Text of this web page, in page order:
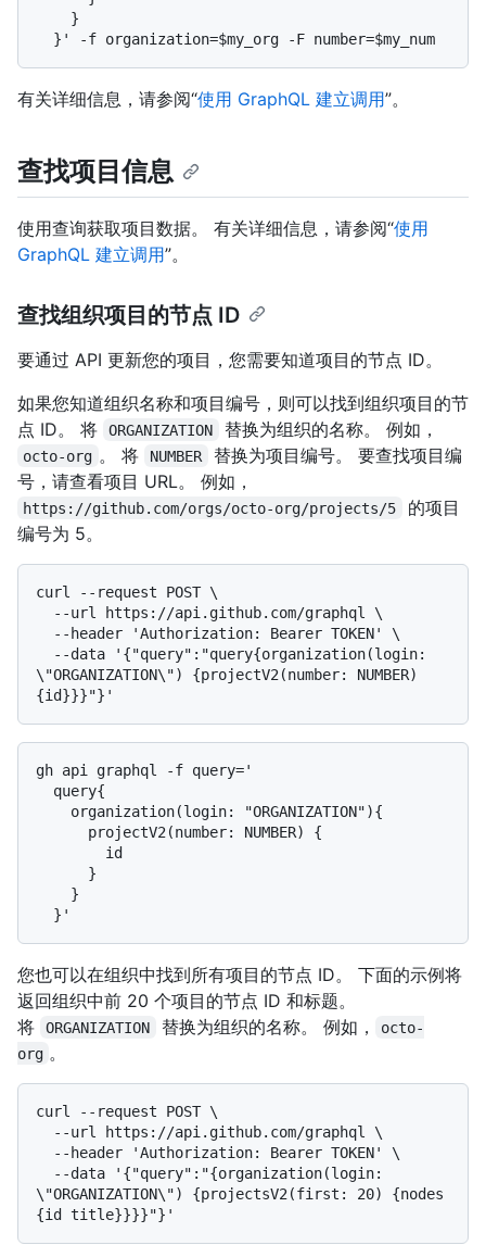
有关详细信息，请参阅“使用 GraphQL 建立调用”。
查找项目信息
使用查询获取项目数据。 有关详细信息，请参阅“使用
GraphQL 建立调用”。
查找组织项目的节点 ID
要通过 API 更新您的项目，您需要知道项目的节点 ID。
如果您知道组织名称和项目编号，则可以找到组织项目的节
点 ID。 将
ORGANIZATION 替换为组织的名称。 例如，
octo-org 。 将 NUMBER
替换为项目编号。 要查找项目编
号，请查看项目 URL。 例如，
https://github.com/orgs/octo-org/projects/5
的项目
编号为 5。
curl --request POST \
\"ORGANIZATION\") {projectV2(number: NUMBER)
gh api graphql -f query='
您也可以在组织中找到所有项目的节点 ID。 下面的示例将
返回组织中前 20 个项目的节点 ID 和标题。
将
ORGANIZATION 替换为组织的名称。 例如，
octo-
org 。
curl --request POST \
\"ORGANIZATION\") {projectsV2(first: 20) {nodes